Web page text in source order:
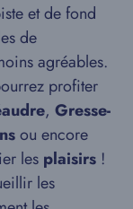
et de fond
de
agréables.
profiter
, Gresse-
ou encore
les plaisirs !
les